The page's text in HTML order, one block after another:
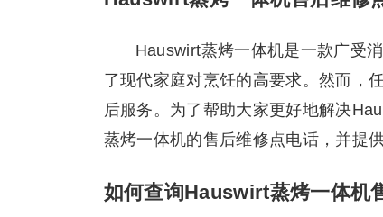
Hauswirt蒸烤一体机是一款广受
了现代家庭对烹饪的高要求。然而，
后服务。为了帮助大家更好地解决
蒸烤一体机的售后维修点电话，并提
如何查询Hauswirt蒸烤一体机